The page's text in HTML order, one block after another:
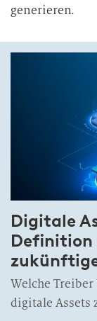
generieren.
Digitale
Definition
Welche
digitale Assets